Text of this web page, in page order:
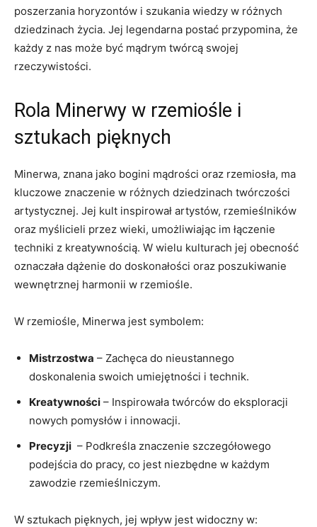
poszerzania horyzontów i szukania‍ wiedzy w‍ różnych
dziedzinach życia.‍ Jej legendarna postać przypomina, że‍
każdy z nas może‌ być mądrym twórcą swojej
rzeczywistości.
Rola Minerwy‍ w rzemiośle ⁣i
sztukach pięknych
Minerwa, znana jako bogini mądrości ⁣oraz rzemiosła, ma
kluczowe ⁤znaczenie w różnych dziedzinach twórczości
artystycznej. Jej kult inspirował‌ artystów, ‍rzemieślników
oraz myślicieli przez wieki, umożliwiając ‌im łączenie
techniki⁤ z kreatywnością. W wielu kulturach ⁤jej ‍obecność
oznaczała dążenie​ do doskonałości ​oraz⁤ poszukiwanie
wewnętrznej harmonii w rzemiośle.
W rzemiośle, Minerwa jest‌ symbolem:
Mistrzostwa – Zachęca do nieustannego
doskonalenia swoich umiejętności i⁤ technik.
Kreatywności – Inspirowała twórców do eksploracji
nowych pomysłów i innowacji.
Precyzji ‍ – Podkreśla znaczenie szczegółowego
podejścia do pracy, co ‌jest niezbędne w ‌każdym
zawodzie rzemieślniczym.
W⁣ sztukach pięknych, jej ⁢wpływ jest widoczny w: